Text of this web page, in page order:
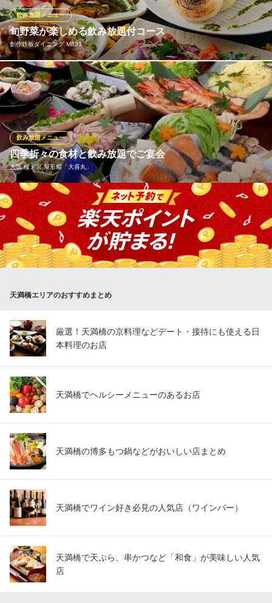
夜景宴会×ランチ食放題
京阪本線天満橋駅 徒歩1分
大阪府大阪市中央区天満橋京町1-1 京阪シティモール8F
旬野菜が楽しめる飲み放題付コース
創作鉄板ダイニング M831
飲み放題メニュー
旬のお野菜をふんだんに使用した、M831らしい飲み放題付コース
を多彩にご用意しております。ぐるなび限定コースではお席3時間
で、食事をゆっくり楽しめるのも特徴。どちらの飲み放題付コー
スにも入っている「淡路島産玉ねぎの鉄板ステーキ」は、玉ねぎ
の深い甘みがとても美味しく、皆様にご好評いただいておりま
す。
創作鉄板ダイニング M831
旬野菜カジュアル鉄板焼
大阪メトロ谷町線天満橋駅3番出口 徒歩2分
大阪府大阪市中央区谷町2-1-22 フェアステージ大手前B1
四季折々の食材と飲み放題でご宴会
大阪 桜ノ宮 屋形船「大喜丸」
飲み放題メニュー
■全コース 2時間の飲み放題、運航料金付 ・ 旬の鍋 ≪ 竹ち
ゃんこ鍋 ≫前菜、造り、ちゃんこ鍋(魚2種、大海老、牡蠣、鶏
肉、豚肉、つみれ、揚げ、ホタテ、野菜、豆腐、中華麺) 125
00円
京阪本線天満橋駅17・18番出口 徒歩1分
天満橋エリアのおすすめまとめ
厳選！天満橋の京料理などデート・接待にも使える日
本料理のお店
天満橋でヘルシーメニューのあるお店
天満橋の博多もつ鍋などがおいしい店まとめ
天満橋でワイン好き必見の人気店（ワインバー）
天満橋で天ぷら、串かつなど「和食」が美味しい人気
店